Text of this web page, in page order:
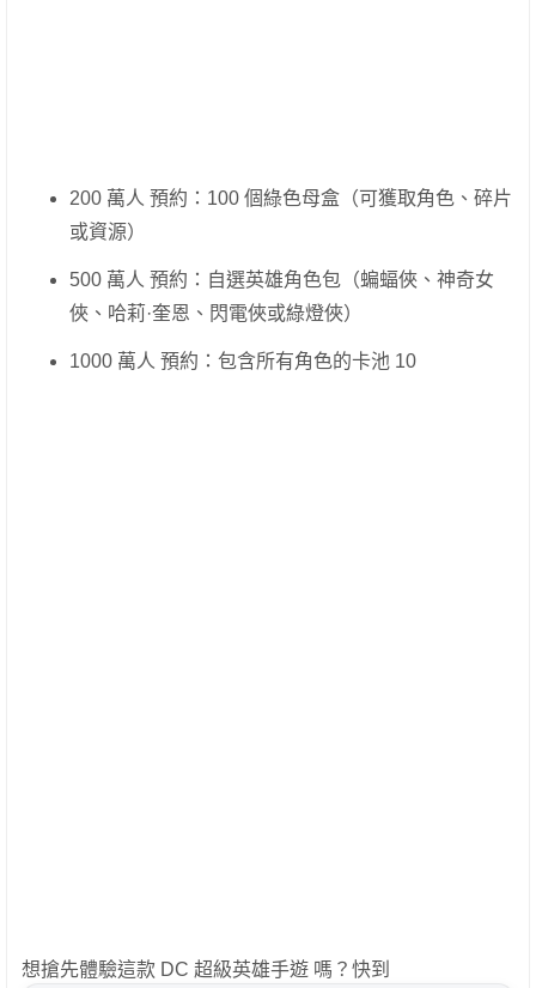
200 萬人 預約：100 個綠色母盒（可獲取角色、碎片
或資源）
500 萬人 預約：自選英雄角色包（蝙蝠俠、神奇女
俠、哈莉·奎恩、閃電俠或綠燈俠）
1000 萬人 預約：包含所有角色的卡池 10
想搶先體驗這款 DC 超級英雄手遊 嗎？快到